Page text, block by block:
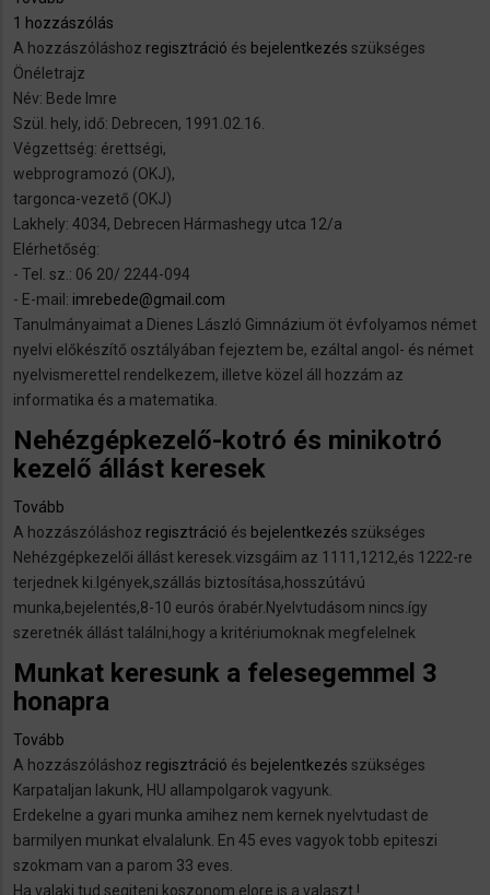
suche
eine
Stelle
als
Abwascher,
Küchenhilfe,
angelernte
Arbeiter
oder
Staplerfahrer.)
1 hozzászólás
A hozzászóláshoz regisztráció és bejelentkezés szükséges
Önéletrajz
Név: Bede Imre
Szül. hely, idő: Debrecen, 1991.02.16.
Végzettség: érettségi,
webprogramozó (OKJ),
targonca-vezető (OKJ)
Lakhely: 4034, Debrecen Hármashegy utca 12/a
Elérhetőség:
- Tel. sz.: 06 20/ 2244-094
- E-mail: imrebede@gmail.com
Tanulmányaimat a Dienes László Gimnázium öt évfolyamos német
nyelvi előkészítő osztályában fejeztem be, ezáltal angol- és német
nyelvismerettel rendelkezem, illetve közel áll hozzám az
informatika és a matematika.
Nehézgépkezelő-kotró és minikotró
kezelő állást keresek
Tovább
kotró
és
minikotró
kezelő
állást
A hozzászóláshoz regisztráció és bejelentkezés szükséges
Nehézgépkezelői állást keresek.vizsgáim az 1111,1212,és 1222-re
terjednek ki.Igények,szállás biztosítása,hosszútávú
munka,bejelentés,8-10 eurós órabér.Nyelvtudásom nincs.így
szeretnék állást találni,hogy a kritériumoknak megfelelnek
Мunkat keresunk a felesegemmel 3
honapra
Tovább
keresunk
a
felesegemmel
3
honapra
)
A hozzászóláshoz regisztráció és bejelentkezés szükséges
Karpataljan lakunk, HU allampolgarok vagyunk.
Erdekelne a gyari munka amihez nem kernek nyelvtudast de
barmilyen munkat elvalalunk. En 45 eves vagyok tobb epiteszi
szokmam van a parom 33 eves.
Ha valaki tud segiteni koszonom elore is a valaszt !